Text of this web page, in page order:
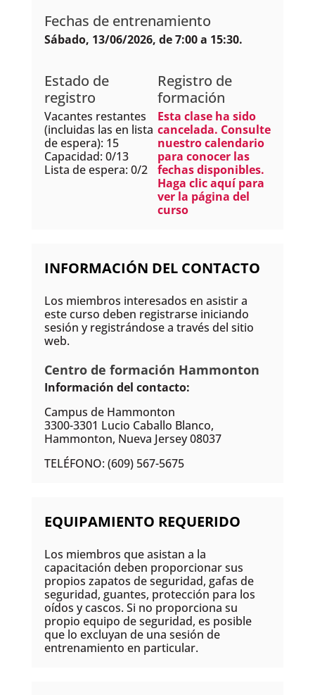
Fechas de entrenamiento
Sábado, 13/06/2026, de 7:00 a 15:30.
Registro de
formación
Esta clase ha sido
cancelada. Consulte
nuestro calendario
para conocer las
fechas disponibles.
Haga clic aquí para
ver la página del
curso
Estado de
registro
Vacantes restantes
(incluidas las en lista
de espera): 15
Capacidad: 0/13
Lista de espera: 0/2
INFORMACIÓN DEL CONTACTO
Los miembros interesados en asistir a
este curso deben registrarse iniciando
sesión y registrándose a través del sitio
web.
Centro de formación Hammonton
Información del contacto:
Campus de Hammonton
3300-3301 Lucio Caballo Blanco,
Hammonton, Nueva Jersey 08037
TELÉFONO: (609) 567-5675
EQUIPAMIENTO REQUERIDO
Los miembros que asistan a la
capacitación deben proporcionar sus
propios zapatos de seguridad, gafas de
seguridad, guantes, protección para los
oídos y cascos. Si no proporciona su
propio equipo de seguridad, es posible
que lo excluyan de una sesión de
entrenamiento en particular.